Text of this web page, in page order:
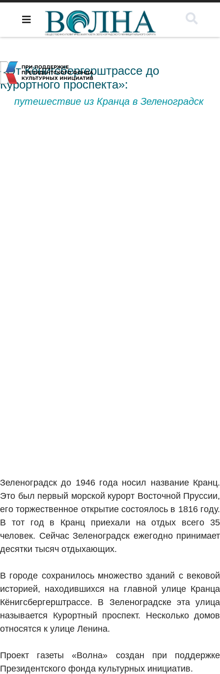
«От Кёнигсбергерштрассе до
Курортного проспекта»:
путешествие из Кранца в Зеленоградск
Зеленоградск до 1946 года носил название Кранц.
Это был первый морской курорт Восточной Пруссии,
его торжественное открытие состоялось в 1816 году.
В тот год в Кранц приехали на отдых всего 35
человек. Сейчас Зеленоградск ежегодно принимает
десятки тысяч отдыхающих.
В городе сохранилось множество зданий с вековой
историей, находившихся на главной улице Кранца
Кёнигсбергерштрассе. В Зеленоградске эта улица
называется Курортный проспект. Несколько домов
относятся к улице Ленина.
Проект газеты «Волна» создан при поддержке
Президентского фонда культурных инициатив.